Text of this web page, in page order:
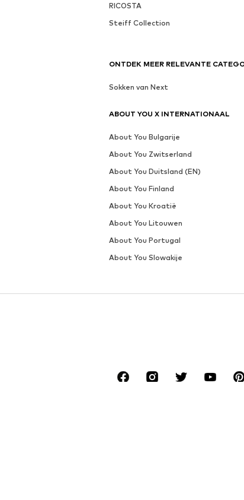
RICOSTA
Steiff Collection
ONTDEK MEER RELEVANTE
Sokken van Next
ABOUT YOU X INTERNATIONAAL
About You Bulgarije
About You Zwitserland
About You Duitsland (EN)
About You Finland
About You Kroatië
About You Litouwen
About You Portugal
About You Slowakije